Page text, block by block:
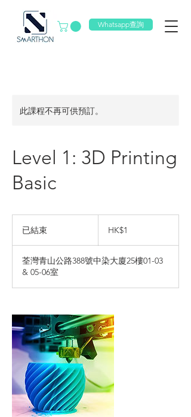
Whatsapp查詢
此課程不再可供預訂。
Level 1: 3D Printing
Basic
已結束 HK$1
荃灣青山公路388號中染大廈25樓01-03
& 05-06室